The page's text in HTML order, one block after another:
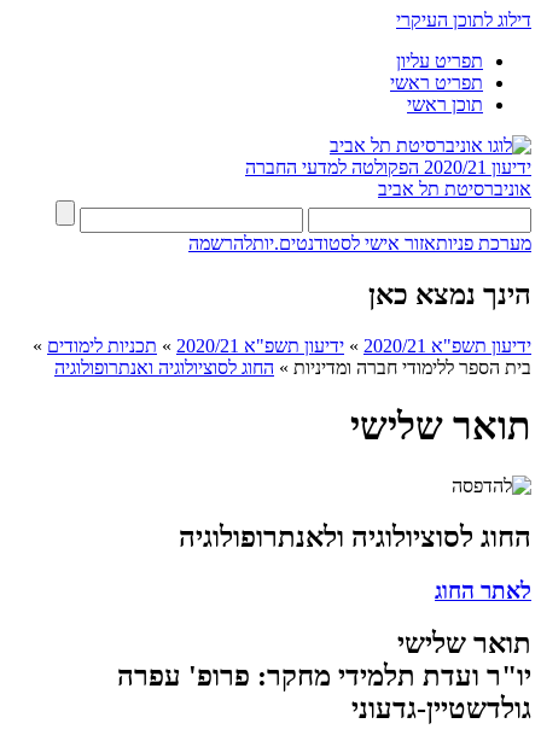
דילוג לתוכן העיקרי
תפריט עליון
תפריט ראשי
תוכן ראשי
ידיעון 2020/21
הפקולטה למדעי החברה
אוניברסיטת תל אביב
מערכת פניותאזור אישי לסטודנטים.יותלהרשמה
הינך נמצא כאן
ידיעון תשפ"א 2020/21 » ידיעון תשפ"א 2020/21 » תכניות לימודים »
בית הספר ללימודי חברה ומדיניות » החוג לסוציולוגיה ואנתרופולוגיה
תואר שלישי
החוג לסוציולוגיה ולאנתרופולוגיה
לאתר החוג
תואר שלישי
יו"ר ועדת תלמידי מחקר: פרופ' עפרה
גולדשטיין-גדעוני